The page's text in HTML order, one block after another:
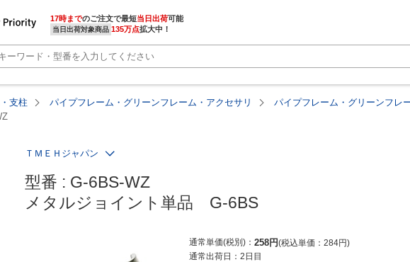
17時までのご注文で最短当日出荷
当日出荷対象商品 135万点拡大中！
支柱 パイプフレーム・グリーンフレーム・アクセサリ
パイプフレーム・グリーンフレ
ＴＭＥＨジャパン
型番 : G-6BS-WZ
メタルジョイント単品　G-6BS
通常単価(税別) 258円 税込単価 284円
通常出荷日： 2日目